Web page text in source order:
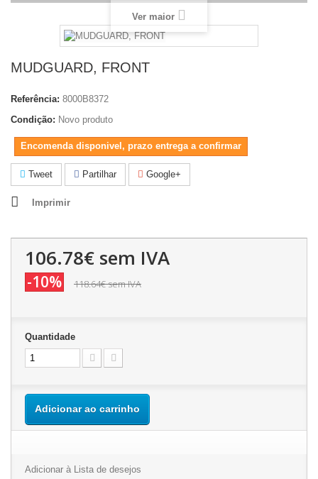
Ver maior
MUDGUARD, FRONT
Referência: 8000B8372
Condição: Novo produto
Encomenda disponivel, prazo entrega a confirmar
Tweet Partilhar Google+
Imprimir
106.78€ sem IVA
-10% 118.64€sem IVA
Quantidade
Adicionar ao carrinho
Adicionar à Lista de desejos